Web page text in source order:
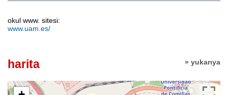
okul www. sitesi:
www.uam.es/
» yukarıya
harita